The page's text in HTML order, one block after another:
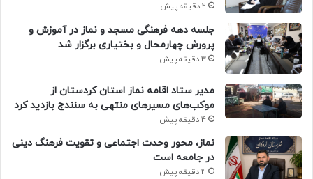
2 دقیقه پیش
جلسه دهه فرهنگی مسجد و نماز در آموزش و
پرورش چهارمحال و بختیاری برگزار شد
3 دقیقه پیش
مدیر ستاد اقامه نماز استان کردستان از
موکب‌های مسیرهای منتهی به سنندج بازدید کرد
4 دقیقه پیش
نماز، محور وحدت اجتماعی و تقویت فرهنگ دینی
در جامعه است
4 دقیقه پیش